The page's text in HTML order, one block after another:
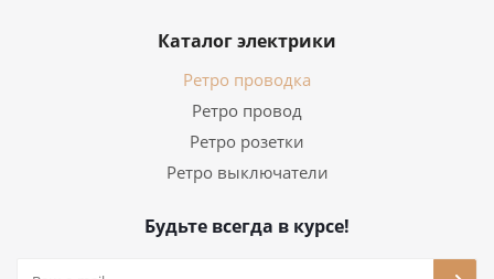
Каталог электрики
Ретро проводка
Ретро провод
Ретро розетки
Ретро выключатели
Будьте всегда в курсе!